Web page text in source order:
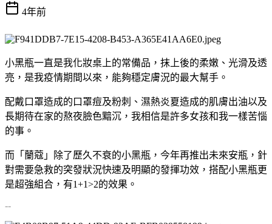
4年前
小黑瓶一直是我化妝桌上的常備品，抹上後的柔嫩、光滑及透
亮，是我疫情期間以來，能夠穩定膚況的最大幫手。
配戴口罩造成的口罩痘及粉刺、濕熱炎夏造成的肌膚出油以及
長期待在家的熬夜臉色黯沉，我相信是許多女孩和我一樣苦惱
的事。
而「蘭蔻」除了歷久不衰的小黑瓶，今年再推出未來安瓶，針
對需要急救的突發狀況快速及明顯的發揮功效，搭配小黑瓶更
是超強組合，有1+1>2的效果。
--